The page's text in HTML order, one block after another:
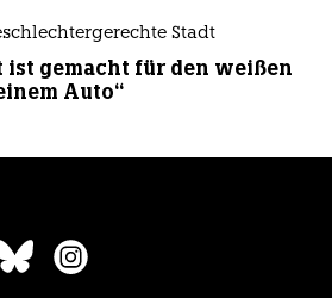
Stadt
ist gemacht für den weißen
Auto“